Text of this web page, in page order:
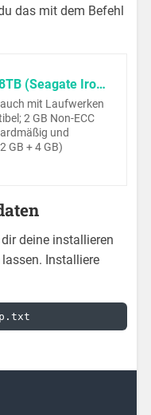
das mit dem Befehl
Synology DS225+ 8TB (Seagate Ironwolf 2x4TB) 2-Bay Plus Serie - Intel Celeron J4125 Quad-Core, 2 GB Non-ECC DDR4 SODIMM 1 x 2,5 GbE und 1 x 1 GbE RJ-45 LAN-Port
mit Laufwerken
2 GB Non-ECC
und
GB + 4 GB)
deine installieren
Installiere